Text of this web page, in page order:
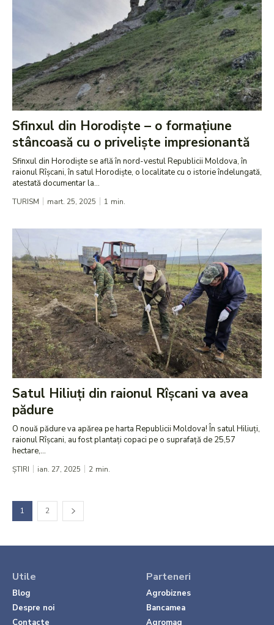
Sfinxul din Horodiște – o formațiune
stâncoasă cu o priveliște impresionantă
Sfinxul din Horodiște se află în nord-vestul Republicii Moldova, în
raionul Rîșcani, în satul Horodiște, o localitate cu o istorie îndelungată,
atestată documentar la...
TURISM mart. 25, 2025 1 min.
Satul Hiliuți din raionul Rîșcani va avea
pădure
O nouă pădure va apărea pe harta Republicii Moldova! În satul Hiliuți,
raionul Rîșcani, au fost plantați copaci pe o suprafață de 25,57
hectare,...
ȘTIRI ian. 27, 2025 2 min.
1 2
Utile
Blog
Despre noi
Contacte
Parteneri
Agrobiznes
Bancamea
Agromag